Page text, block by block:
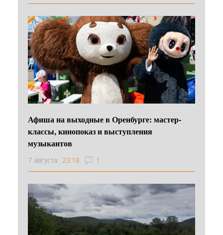
Афиша на выходные в Оренбурге: мастер-
классы, кинопоказ и выступления
музыкантов
7 августа 23:18 1